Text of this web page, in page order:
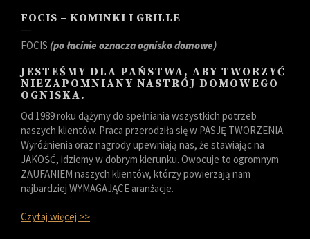
FOCIS – KOMINKI I GRILLE
FOCIS (po łacinie oznacza ognisko domowe)
JESTEŚMY DLA PAŃSTWA, ABY TWORZYĆ
NIEZAPOMNIANY NASTRÓJ DOMOWEGO
OGNISKA.
Od 1989 roku dążymy do spełniania wszystkich potrzeb
naszych klientów. Praca przerodziła się w PASJĘ TWORZENIA.
Wyróżnienia oraz nagrody upewniają nas, że stawiając na
JAKOŚĆ, idziemy w dobrym kierunku. Owocuje to ogromnym
ZAUFANIEM naszych klientów, którzy powierzają nam
najbardziej WYMAGAJĄCE aranżacje.
Czytaj więcej >>